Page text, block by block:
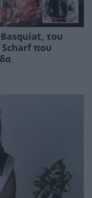
του
Scharf που